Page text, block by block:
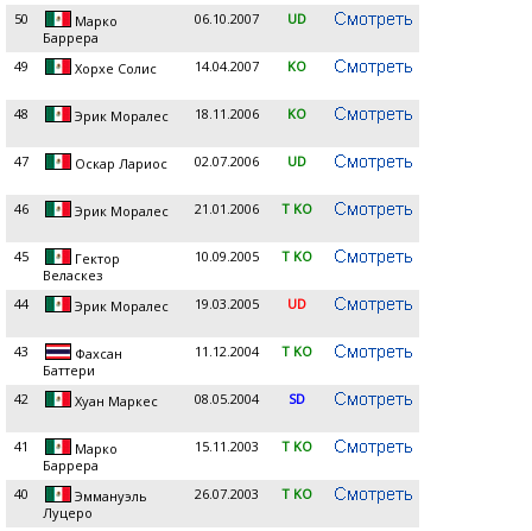
50
Марко
Баррера
06.10.2007 UD
49 Хорхе Солис 14.04.2007 KO
48 Эрик Моралес 18.11.2006 KO
47 Оскар Лариос 02.07.2006 UD
46 Эрик Моралес 21.01.2006 T KO
45
Гектор
Веласкез
10.09.2005 T KO
44 Эрик Моралес 19.03.2005 UD
43
Фахсан
Баттери
11.12.2004 T KO
42 Хуан Маркес 08.05.2004 SD
41
Марко
Баррера
15.11.2003 T KO
40
Эммануэль
Луцеро
26.07.2003 T KO